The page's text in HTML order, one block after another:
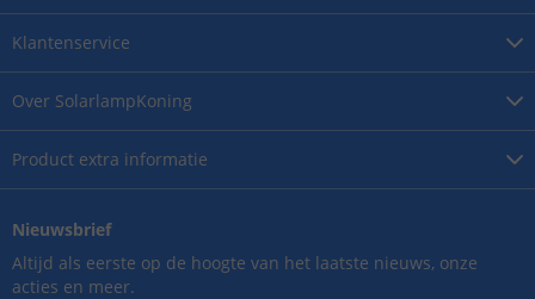
Over SolarlampKoning
Product extra informatie
Klantenservice
Nieuwsbrief
Altijd als eerste op de hoogte van het laatste nieuws, onze
acties en meer.